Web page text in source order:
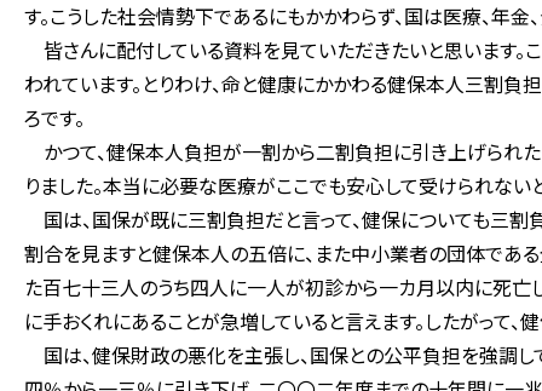
す。こうした社会情勢下であるにもかかわらず、国は医療、年
皆さんに配付している資料を見ていただきたいと思います
われています。とりわけ、命と健康にかかわる健保本人三割
ろです。
かつて、健保本人負担が一割から二割負担に引き上げられ
りました。本当に必要な医療がここでも安心して受けられない
国は、国保が既に三割負担だと言って、健保についても三
割合を見ますと健保本人の五倍に、また中小業者の団体であ
た百七十三人のうち四人に一人が初診から一カ月以内に死亡
に手おくれにあることが急増していると言えます。したがって
国は、健保財政の悪化を主張し、国保との公平負担を強調し